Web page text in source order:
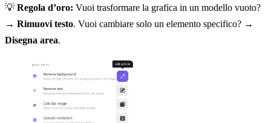
💡 Regola d’oro: Vuoi trasformare la grafica in un modello vuoto?
→ Rimuovi testo. Vuoi cambiare solo un elemento specifico? →
Disegna area.